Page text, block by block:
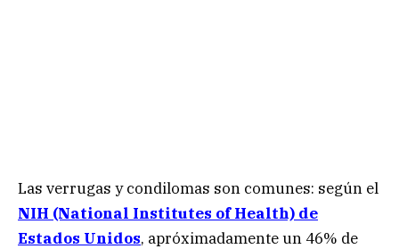
Las verrugas y condilomas son comunes: según el
NIH (National Institutes of Health) de
Estados Unidos, apróximadamente un 46% de